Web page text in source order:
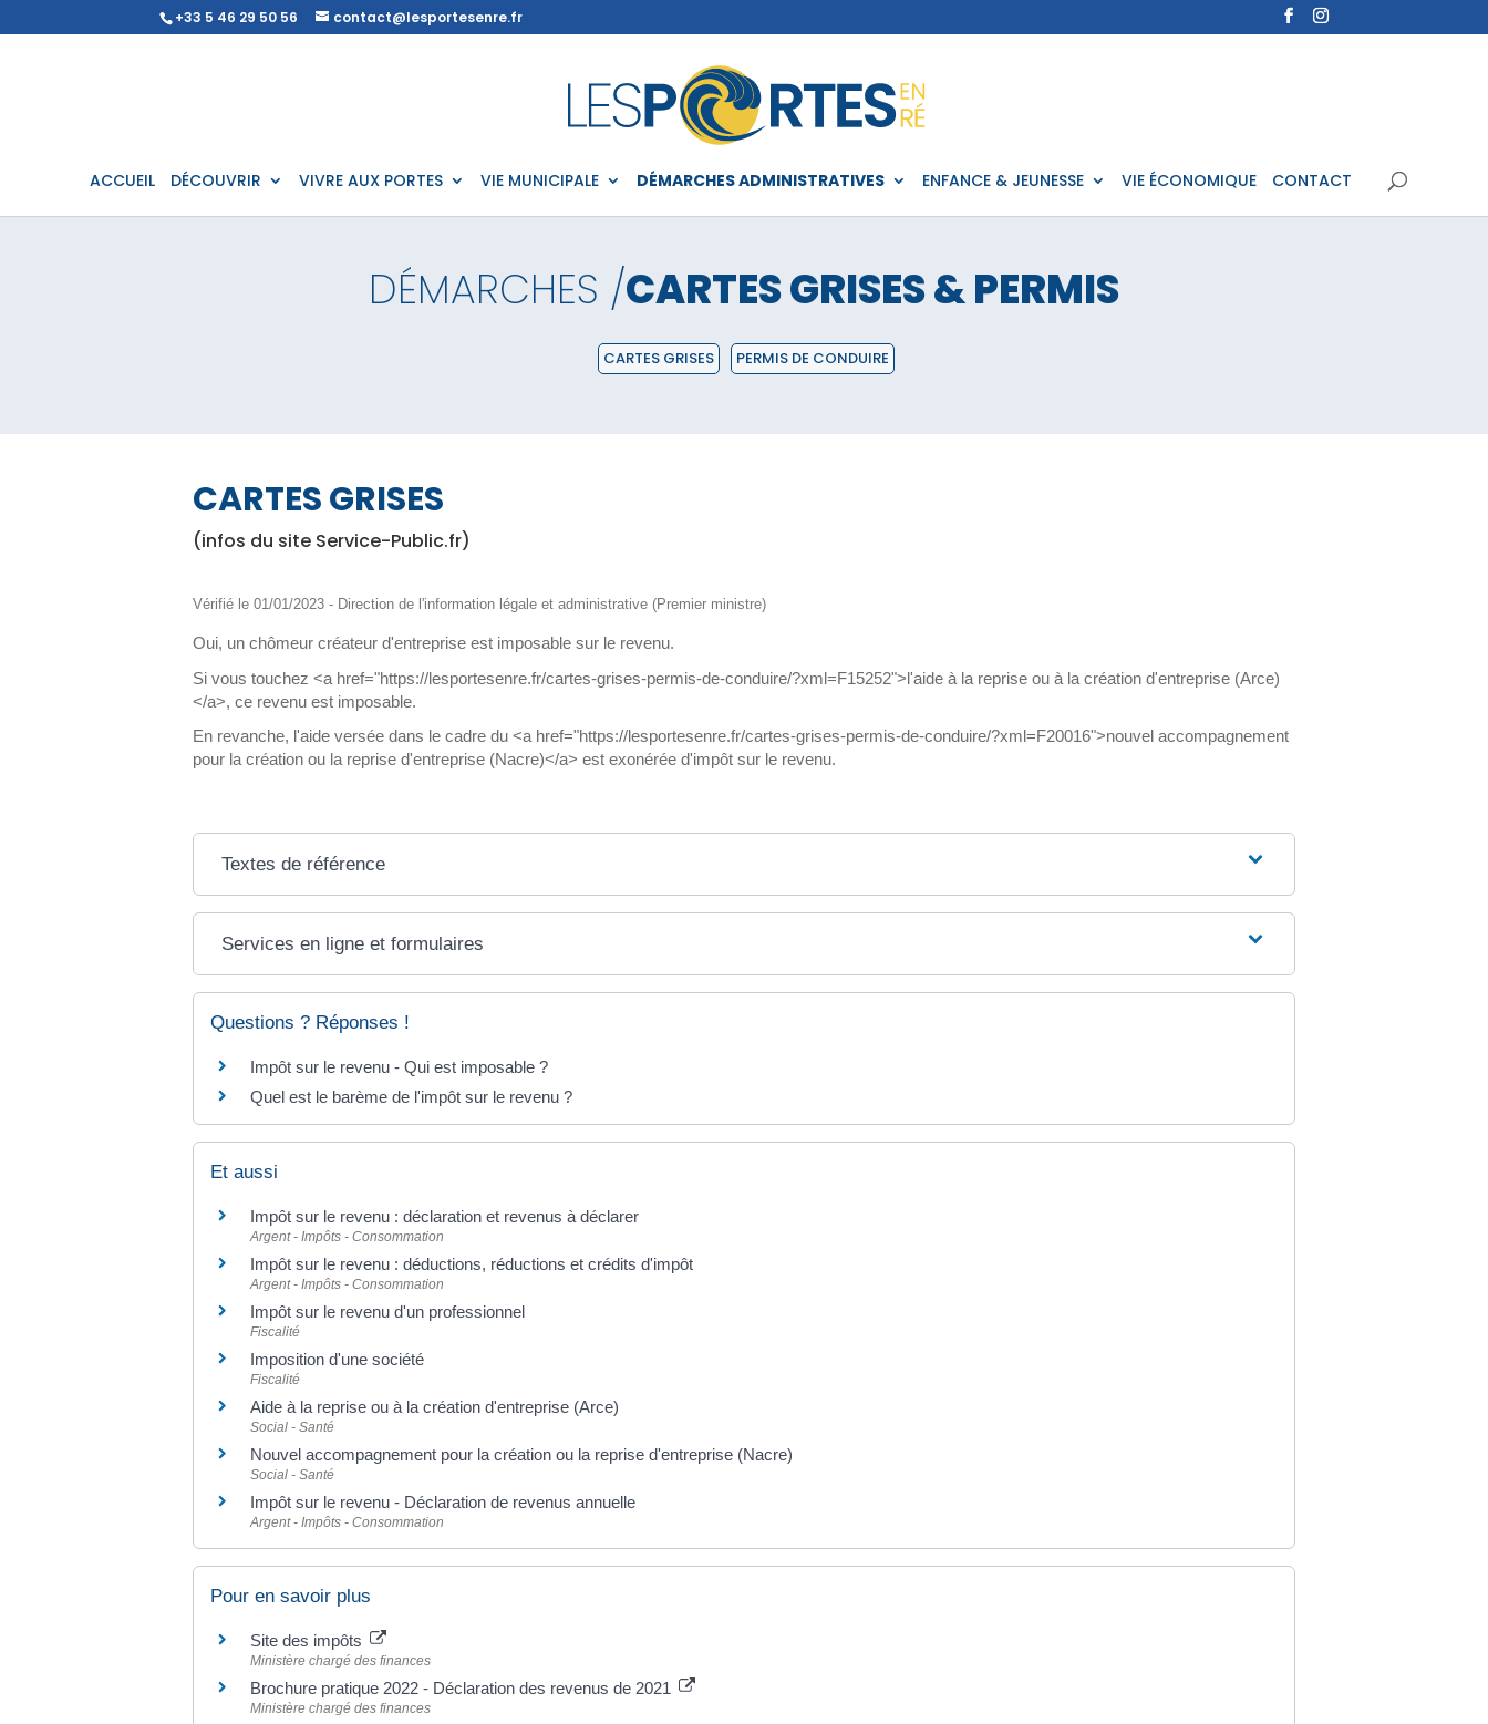
+33 5 46 29 50 56 contact@lesportesenre.fr
ACCUEIL DÉCOUVRIR VIVRE AUX PORTES VIE MUNICIPALE DÉMARCHES ADMINISTRATIVES ENFANCE & JEUNESSE VIE ÉCONOMIQUE CONTACT
DÉMARCHES /CARTES GRISES & PERMIS
CARTES GRISES PERMIS DE CONDUIRE
CARTES GRISES
(infos du site Service-Public.fr)
Vérifié le 01/01/2023 - Direction de l'information légale et administrative (Premier ministre)
Oui, un chômeur créateur d'entreprise est imposable sur le revenu.
Si vous touchez <a href="https://lesportesenre.fr/cartes-grises-permis-de-conduire/?xml=F15252">l'aide à la reprise ou à la création d'entreprise (Arce)
</a>, ce revenu est imposable.
En revanche, l'aide versée dans le cadre du <a href="https://lesportesenre.fr/cartes-grises-permis-de-conduire/?xml=F20016">nouvel accompagnement
pour la création ou la reprise d'entreprise (Nacre)</a> est exonérée d'impôt sur le revenu.
Textes de référence
Services en ligne et formulaires
Questions ? Réponses !
Impôt sur le revenu - Qui est imposable ?
Quel est le barème de l'impôt sur le revenu ?
Et aussi
Impôt sur le revenu : déclaration et revenus à déclarer
Argent - Impôts - Consommation
Impôt sur le revenu : déductions, réductions et crédits d'impôt
Argent - Impôts - Consommation
Impôt sur le revenu d'un professionnel
Fiscalité
Imposition d'une société
Fiscalité
Aide à la reprise ou à la création d'entreprise (Arce)
Social - Santé
Nouvel accompagnement pour la création ou la reprise d'entreprise (Nacre)
Social - Santé
Impôt sur le revenu - Déclaration de revenus annuelle
Argent - Impôts - Consommation
Pour en savoir plus
Site des impôts
Ministère chargé des finances
Brochure pratique 2022 - Déclaration des revenus de 2021
Ministère chargé des finances